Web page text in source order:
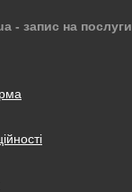
- запис на